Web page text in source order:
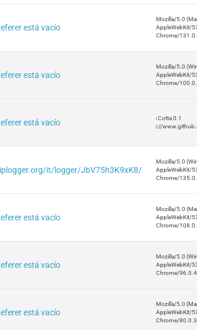
está vacío
Mozilla/5.0
AppleWebKit/
Chrome/
está vacío
Mozilla/5.0
AppleWebKit/
Chrome/
está vacío
Terra Cotta 0.1
https://
it/logger/JbV75h3K9xK8/
Mozilla/5.0
AppleWebKit/
Chrome/
está vacío
Mozilla/5.0
AppleWebKit/
Chrome/
está vacío
Mozilla/5.0
AppleWebKit/
Chrome/
está vacío
Mozilla/5.0
AppleWebKit/
Chrome/